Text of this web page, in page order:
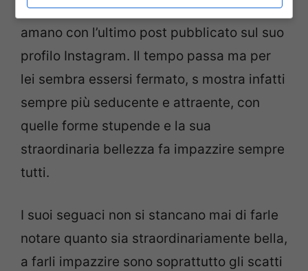
aperta tutti coloro che la seguono e la
amano con l’ultimo post pubblicato sul suo
profilo Instagram. Il tempo passa ma per
lei sembra essersi fermato, s mostra infatti
sempre più seducente e attraente, con
quelle forme stupende e la sua
straordinaria bellezza fa impazzire sempre
tutti.
I suoi seguaci non si stancano mai di farle
notare quanto sia straordinariamente bella,
a farli impazzire sono soprattutto gli scatti